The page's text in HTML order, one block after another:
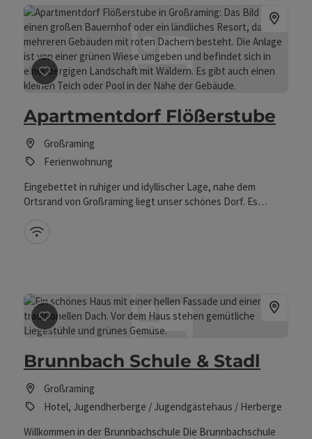
Beitrag merken: Apartmentdorf Flößerstube
Apartmentdorf Flößerstube
Großraming
Ferienwohnung
Eingebettet in ruhiger und idyllischer Lage, nahe dem
Ortsrand von Großraming liegt unser schönes Dorf. Es
Apartments. Oberhalb unseres Dorfs befindet sich in einer
Gästehäuser mit jeweils 3 Apartments. Oberhalb unseres
Dorfs befindet sich in einer Hanglage der
Waldhochseilgarten, ein Kinderklettergarten sowie eine
W-Lan (kostenlos)
Beitrag merken: Brunnbach Schule & Stadl
Brunnbach Schule & Stadl
Großraming
Hotel, Jugendherberge / Jugendgästehaus / Herberge
Willkommen in der Brunnbachschule Die Brunnbachschule